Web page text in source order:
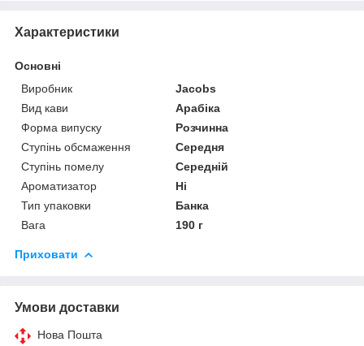
Характеристики
Основні
Виробник
Jacobs
Вид кави
Арабіка
Форма випуску
Розчинна
Ступінь обсмаження
Середня
Ступінь помелу
Середній
Ароматизатор
Ні
Тип упаковки
Банка
Вага
190 г
Приховати
Умови доставки
Нова Пошта